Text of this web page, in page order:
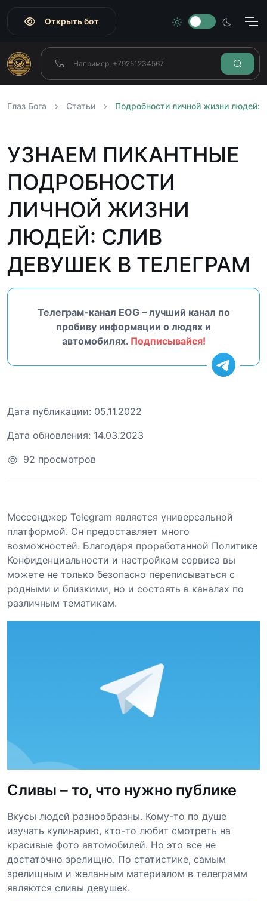
Открыть бот
Глаз Бога Статьи Подробности личной жизни людей:
УЗНАЕМ ПИКАНТНЫЕ
ПОДРОБНОСТИ
ЛИЧНОЙ ЖИЗНИ
ЛЮДЕЙ: СЛИВ
ДЕВУШЕК В ТЕЛЕГРАМ
Телеграм-канал EOG – лучший канал по
пробиву информации о людях и
автомобилях. Подписывайся!
Дата публикации: 05.11.2022
Дата обновления: 14.03.2023
92 просмотров
Мессенджер Telegram является универсальной
платформой. Он предоставляет много
возможностей. Благодаря проработанной Политике
Конфиденциальности и настройкам сервиса вы
можете не только безопасно переписываться с
родными и близкими, но и состоять в каналах по
различным тематикам.
Сливы – то, что нужно публике
Вкусы людей разнообразны. Кому-то по душе
изучать кулинарию, кто-то любит смотреть на
красивые фото автомобилей. Но это все не
достаточно зрелищно. По статистике, самым
зрелищным и желанным материалом в телеграмм
являются сливы девушек.